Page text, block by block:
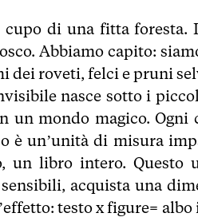
di una fitta foresta.
Abbiamo capito:
dei roveti, felci e pruni
nasce sotto i
mondo magico. Ogni
è un’unità di misura
libro intero. Questo
acquista una
testo x figure=